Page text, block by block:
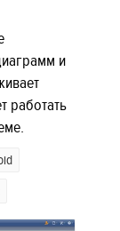
и
работать